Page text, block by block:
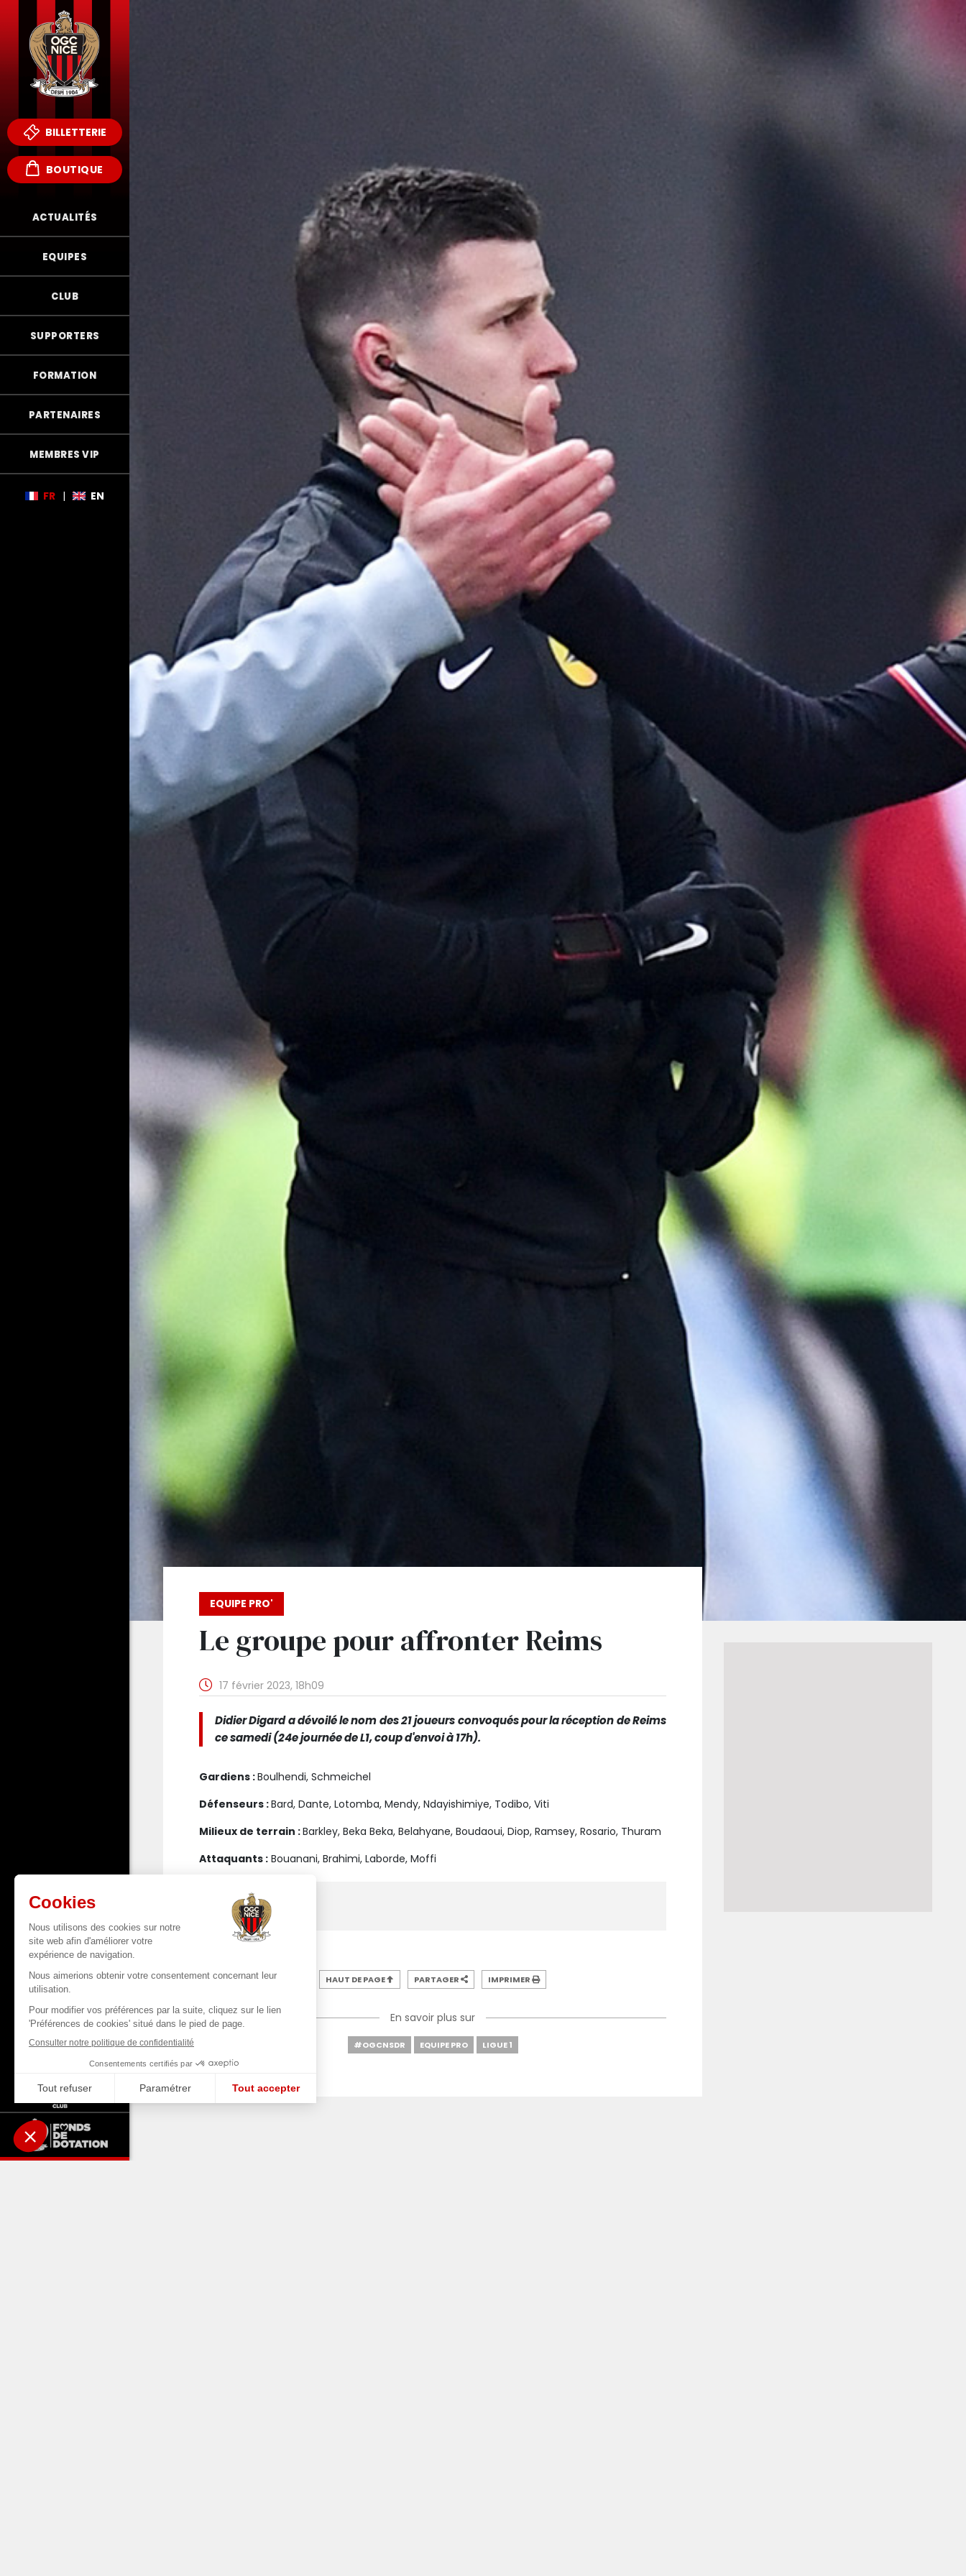
BILLETTERIE
BOUTIQUE
ACTUALITÉS
EQUIPES
CLUB
SUPPORTERS
FORMATION
PARTENAIRES
MEMBRES VIP
FR | EN
EQUIPE PRO'
Le groupe pour affronter Reims
17 février 2023, 18h09
Didier Digard a dévoilé le nom des 21 joueurs convoqués pour la réception de Reims
ce samedi (24e journée de L1, coup d'envoi à 17h).
Gardiens :Boulhendi, Schmeichel
Défenseurs :Bard, Dante, Lotomba, Mendy, Ndayishimiye, Todibo, Viti
Milieux de terrain :Barkley, Beka Beka, Belahyane, Boudaoui, Diop, Ramsey, Rosario, Thuram
Attaquants : Bouanani, Brahimi, Laborde, Moffi
A lire aussi
Le point médical
HAUT DE PAGE PARTAGER IMPRIMER
En savoir plus sur
#OGCNSDR EQUIPE PRO LIGUE 1